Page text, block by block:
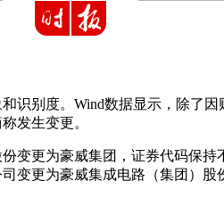
识别度。Wind数据显示，除了
发生变更。
变更为豪威集团，证券代码保
变更为豪威集成电路（集团）股